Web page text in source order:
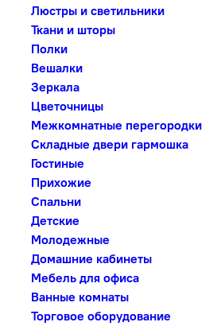
Люстры и светильники
Ткани и шторы
Полки
Вешалки
Зеркала
Цветочницы
Межкомнатные перегородки
Складные двери гармошка
Гостиные
Прихожие
Спальни
Детские
Молодежные
Домашние кабинеты
Мебель для офиса
Ванные комнаты
Торговое оборудование